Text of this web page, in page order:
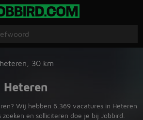
heteren 30 km
Wij hebben 6.369 vacatures in Heteren
en solliciteren doe je bij Jobbird.